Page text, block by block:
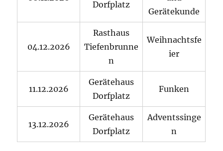
Dorfplatz
Gerätekunde
04.12.2026
Rasthaus
Tiefenbrunne
n
Weihnachtsfe
ier
11.12.2026
Gerätehaus
Dorfplatz
Funken
13.12.2026
Gerätehaus
Dorfplatz
Adventssinge
n